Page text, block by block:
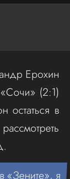
Ерохин
(2:1)
остаться в
«Зените», я